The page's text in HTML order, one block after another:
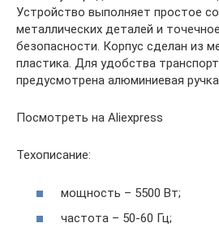
Устройство выполняет простое
металлических деталей и
безопасности. Корпус сделан из
пластика. Для удобства
предусмотрена алюминиевая
Посмотреть на Aliexpress
Техописание:
мощность – 5500 Вт;
частота – 50-60 Гц;